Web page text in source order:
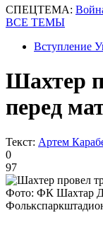
СПЕЦТЕМА:
ВСЕ ТЕМЫ
Вступление
Шахтер
перед
Текст: Артем
0
97
Фото: ФК Шахтар